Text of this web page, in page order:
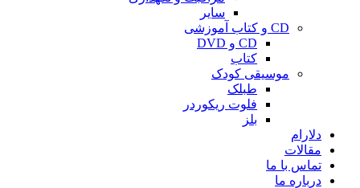
سایر
CD و کتاب آموزشی
CD و DVD
کتاب
موسیقی کودک
طبلک
فلوت ریکوردر
بلز
دلارام
مقالات
تماس با ما
درباره ما